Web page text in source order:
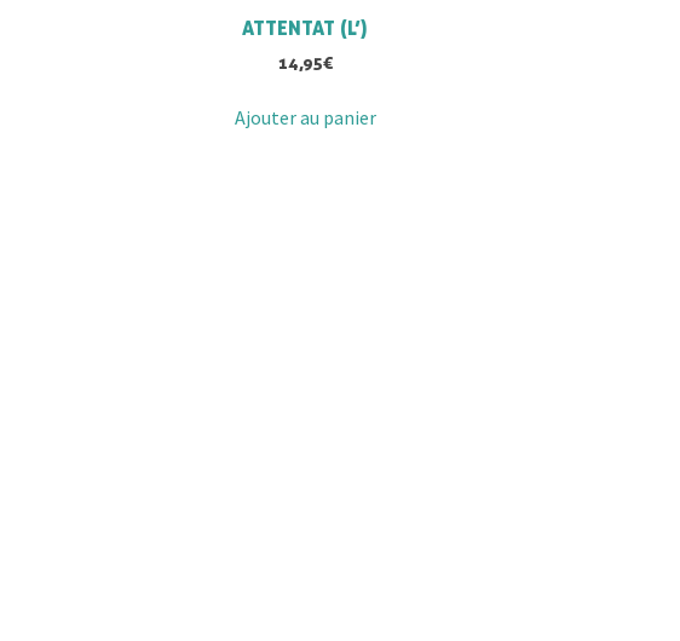
ATTENTAT (L’)
14,95€
Ajouter au panier